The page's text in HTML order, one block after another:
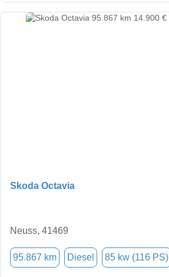
Skoda Octavia
Neuss, 41469
95.867 km Diesel 85 kw (116 PS)